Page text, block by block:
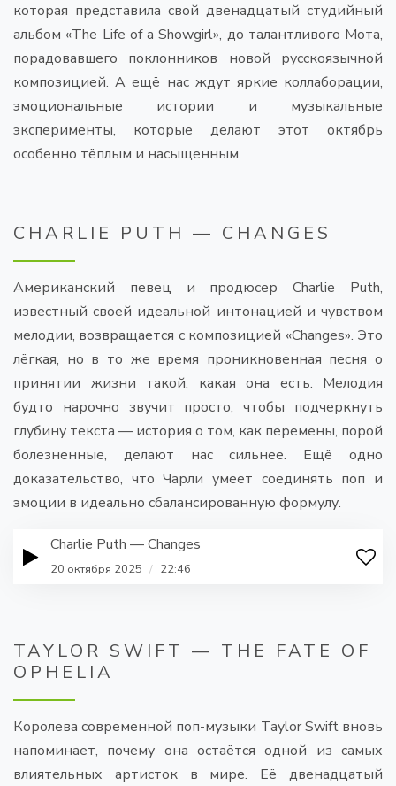
которая представила свой двенадцатый студийный
альбом «The Life of a Showgirl», до талантливого Мота,
порадовавшего поклонников новой русскоязычной
композицией. А ещё нас ждут яркие коллаборации,
эмоциональные истории и музыкальные
эксперименты, которые делают этот октябрь
особенно тёплым и насыщенным.
CHARLIE PUTH — CHANGES
Американский певец и продюсер Charlie Puth,
известный своей идеальной интонацией и чувством
мелодии, возвращается с композицией «Changes». Это
лёгкая, но в то же время проникновенная песня о
принятии жизни такой, какая она есть. Мелодия
будто нарочно звучит просто, чтобы подчеркнуть
глубину текста — история о том, как перемены, порой
болезненные, делают нас сильнее. Ещё одно
доказательство, что Чарли умеет соединять поп и
эмоции в идеально сбалансированную формулу.
Charlie Puth — Changes
20 октября 2025 / 22:46
TAYLOR SWIFT — THE FATE OF
OPHELIA
Королева современной поп-музыки Taylor Swift вновь
напоминает, почему она остаётся одной из самых
влиятельных артисток в мире. Её двенадцатый